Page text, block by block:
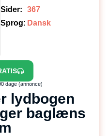
Sider:
367
Sprog: Dansk
dage (annonce)
lydbogen
baglæns